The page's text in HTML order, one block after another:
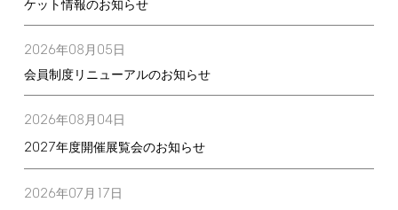
ケット情報のお知らせ
2026年08月 05日
会員制度リニューアルのお知らせ
2026年08月 04日
2027年度開催展覧会のお知らせ
2026年07月 17日